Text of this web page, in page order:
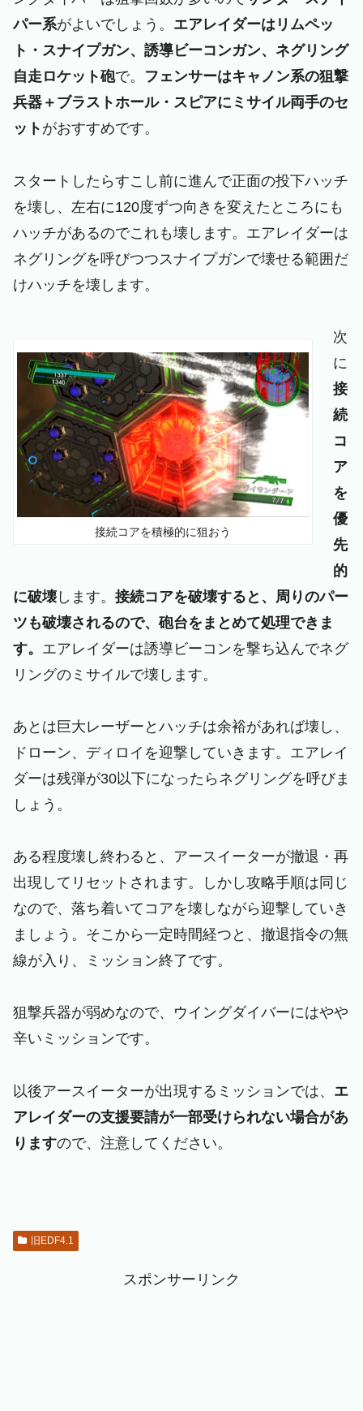
パー系がよいでしょう。 エアレイダーはリムペッ
ト・スナイプガン、誘導ビーコンガン、ネグリング
自走ロケット砲で。 フェンサーはキャノン系の狙撃
兵器＋ブラストホール・スピアにミサイル両手のセ
ット がおすすめです。
スタートしたらすこし前に進んで正面の投下ハッチ
を壊し、左右に120度ずつ向きを変えたところにも
ハッチがあるのでこれも壊します。エアレイダーは
ネグリングを呼びつつスナイプガンで壊せる範囲だ
けハッチを壊します。
接続コアを積極的に狙おう
次
に
接
続
コ
ア
を
優
先
的
に破壊します。 接続コアを破壊すると、周りのパー
ツも破壊されるので、砲台をまとめて処理できま
す。 エアレイダーは誘導ビーコンを撃ち込んでネグ
リングのミサイルで壊します。
あとは巨大レーザーとハッチは余裕があれば壊し、
ドローン、ディロイを迎撃していきます。エアレイ
ダーは残弾が30以下になったらネグリングを呼びま
しょう。
ある程度壊し終わると、アースイーターが撤退・再
出現してリセットされます。しかし攻略手順は同じ
なので、落ち着いてコアを壊しながら迎撃していき
ましょう。そこから一定時間経つと、撤退指令の無
線が入り、ミッション終了です。
狙撃兵器が弱めなので、ウイングダイバーにはやや
辛いミッションです。
以後アースイーターが出現するミッションでは、 エ
アレイダーの支援要請が一部受けられない場合があ
りますので、注意してください。
旧EDF4.1
スポンサーリンク